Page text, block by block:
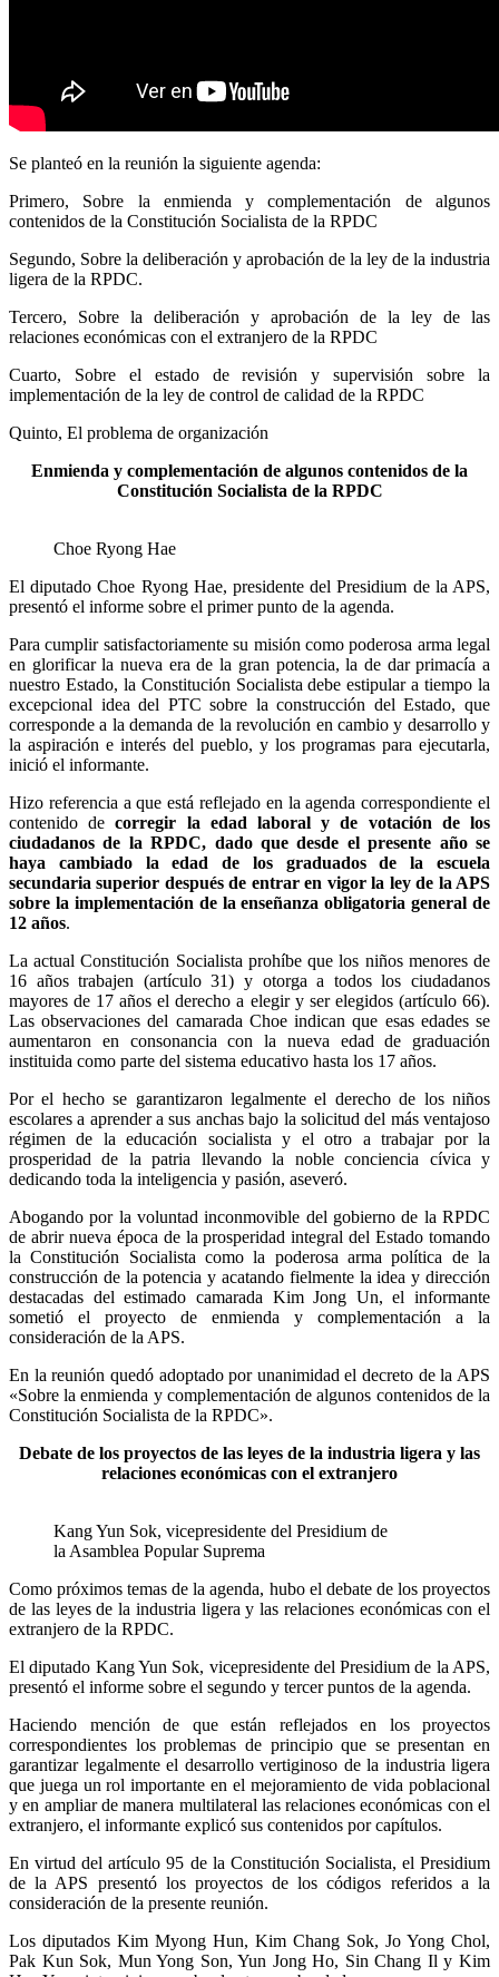
Se planteó en la reunión la siguiente agenda:
Primero, Sobre la enmienda y complementación de algunos
contenidos de la Constitución Socialista de la RPDC
Segundo, Sobre la deliberación y aprobación de la ley de la industria
ligera de la RPDC.
Tercero, Sobre la deliberación y aprobación de la ley de las
relaciones económicas con el extranjero de la RPDC
Cuarto, Sobre el estado de revisión y supervisión sobre la
implementación de la ley de control de calidad de la RPDC
Quinto, El problema de organización
Enmienda y complementación de algunos contenidos de la
Constitución Socialista de la RPDC
Choe Ryong Hae
El diputado Choe Ryong Hae, presidente del Presidium de la APS,
presentó el informe sobre el primer punto de la agenda.
Para cumplir satisfactoriamente su misión como poderosa arma legal
en glorificar la nueva era de la gran potencia, la de dar primacía a
nuestro Estado, la Constitución Socialista debe estipular a tiempo la
excepcional idea del PTC sobre la construcción del Estado, que
corresponde a la demanda de la revolución en cambio y desarrollo y
la aspiración e interés del pueblo, y los programas para ejecutarla,
inició el informante.
Hizo referencia a que está reflejado en la agenda correspondiente el
contenido decorregir la edad laboral y de votación de los
ciudadanos de la RPDC, dado que desde el presente año se
haya cambiado la edad de los graduados de la escuela
secundaria superior después de entrar en vigor la ley de la APS
sobre la implementación de la enseñanza obligatoria general de
12 años.
La actual Constitución Socialista prohíbe que los niños menores de
16 años trabajen (artículo 31) y otorga a todos los ciudadanos
mayores de 17 años el derecho a elegir y ser elegidos (artículo 66).
Las observaciones del camarada Choe indican que esas edades se
aumentaron en consonancia con la nueva edad de graduación
instituida como parte del sistema educativo hasta los 17 años.
Por el hecho se garantizaron legalmente el derecho de los niños
escolares a aprender a sus anchas bajo la solicitud del más ventajoso
régimen de la educación socialista y el otro a trabajar por la
prosperidad de la patria llevando la noble conciencia cívica y
dedicando toda la inteligencia y pasión, aseveró.
Abogando por la voluntad inconmovible del gobierno de la RPDC
de abrir nueva época de la prosperidad integral del Estado tomando
la Constitución Socialista como la poderosa arma política de la
construcción de la potencia y acatando fielmente la idea y dirección
destacadas del estimado camarada Kim Jong Un, el informante
sometió el proyecto de enmienda y complementación a la
consideración de la APS.
En la reunión quedó adoptado por unanimidad el decreto de la APS
«Sobre la enmienda y complementación de algunos contenidos de la
Constitución Socialista de la RPDC».
Debate de los proyectos de las leyes de la industria ligera y las
relaciones económicas con el extranjero
Kang Yun Sok, vicepresidente del Presidium de
la Asamblea Popular Suprema
Como próximos temas de la agenda, hubo el debate de los proyectos
de las leyes de la industria ligera y las relaciones económicas con el
extranjero de la RPDC.
El diputado Kang Yun Sok, vicepresidente del Presidium de la APS,
presentó el informe sobre el segundo y tercer puntos de la agenda.
Haciendo mención de que están reflejados en los proyectos
correspondientes los problemas de principio que se presentan en
garantizar legalmente el desarrollo vertiginoso de la industria ligera
que juega un rol importante en el mejoramiento de vida poblacional
y en ampliar de manera multilateral las relaciones económicas con el
extranjero, el informante explicó sus contenidos por capítulos.
En virtud del artículo 95 de la Constitución Socialista, el Presidium
de la APS presentó los proyectos de los códigos referidos a la
consideración de la presente reunión.
Los diputados Kim Myong Hun, Kim Chang Sok, Jo Yong Chol,
Pak Kun Sok, Mun Yong Son, Yun Jong Ho, Sin Chang Il y Kim